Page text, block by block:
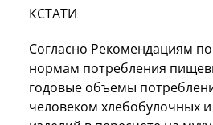
КСТАТИ
Согласно Рекомендациям
нормам потребления
годовые объемы
человеком хлебобулочных